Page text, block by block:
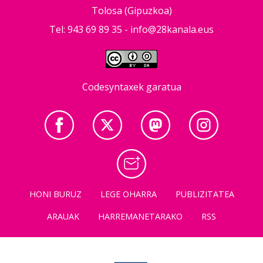
Tolosa (Gipuzkoa)
Tel: 943 69 89 35 - info@28kanala.eus
Codesyntaxek garatua
HONI BURUZ LEGE OHARRA
PUBLIZITATEA
ARAUAK
HARREMANETARAKO RSS